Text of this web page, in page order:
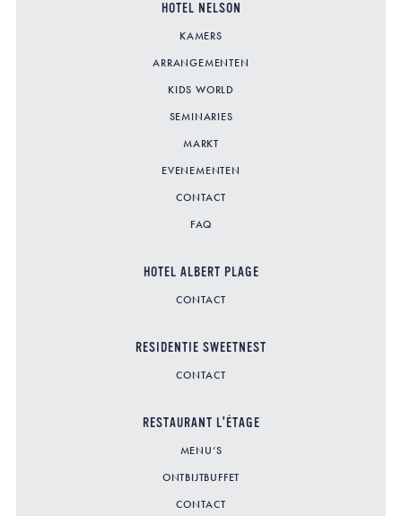
HOTEL NELSON
KAMERS
ARRANGEMENTEN
KIDS WORLD
SEMINARIES
MARKT
EVENEMENTEN
CONTACT
FAQ
HOTEL ALBERT PLAGE
CONTACT
RESIDENTIE SWEETNEST
CONTACT
RESTAURANT L'ÉTAGE
MENU’S
ONTBIJTBUFFET
CONTACT